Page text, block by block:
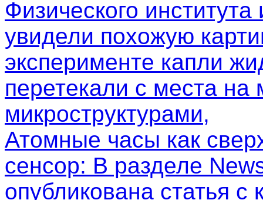
Физического
увидели похожую
эксперименте капли
перетекали с места на
микроструктурами,
Атомные часы как
сенсор: В разделе
опубликована статья